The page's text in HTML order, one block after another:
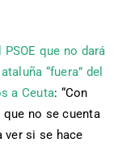
que no dará
“fuera” del
a Ceuta: “Con
no se cuenta
ver si se hace